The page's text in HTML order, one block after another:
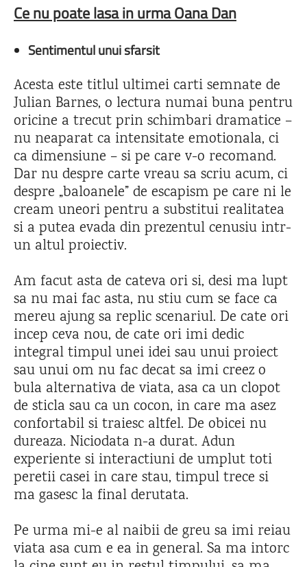
Ce nu poate lasa in urma Oana Dan
Sentimentul unui sfarsit
Acesta este titlul ultimei carti semnate de
Julian Barnes, o lectura numai buna pentru
oricine a trecut prin schimbari dramatice –
nu neaparat ca intensitate emotionala, ci
ca dimensiune – si pe care v-o recomand.
Dar nu despre carte vreau sa scriu acum, ci
despre „baloanele” de escapism pe care ni le
cream uneori pentru a substitui realitatea
si a putea evada din prezentul cenusiu intr-
un altul proiectiv.
Am facut asta de cateva ori si, desi ma lupt
sa nu mai fac asta, nu stiu cum se face ca
mereu ajung sa replic scenariul. De cate ori
incep ceva nou, de cate ori imi dedic
integral timpul unei idei sau unui proiect
sau unui om nu fac decat sa imi creez o
bula alternativa de viata, asa ca un clopot
de sticla sau ca un cocon, in care ma asez
confortabil si traiesc altfel. De obicei nu
dureaza. Niciodata n-a durat. Adun
experiente si interactiuni de umplut toti
peretii casei in care stau, timpul trece si
ma gasesc la final derutata.
Pe urma mi-e al naibii de greu sa imi reiau
viata asa cum e ea in general. Sa ma intorc